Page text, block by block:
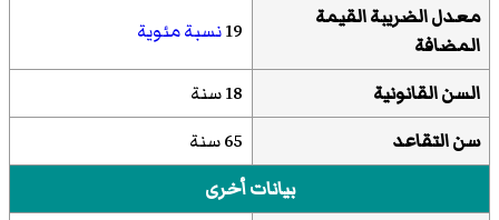
معدل الضريبة القيمة
المضافة
19نسبة مئوية
السن القانونية
18 سنة
سن التقاعد
65 سنة
بيانات أخرى